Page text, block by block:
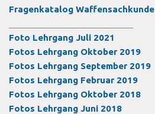
Fragenkatalog Waffensachkunde
Foto Lehrgang Juli 2021
Fotos Lehrgang Oktober 2019
Fotos Lehrgang September 2019
Fotos Lehrgang Februar 2019
Fotos Lehrgang Oktober 2018
Fotos Lehrgang Juni 2018